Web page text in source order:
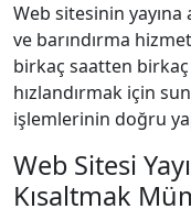
Web sitesinin
ve barındırma
birkaç saatten
hızlandırmak için
işlemlerinin doğru
Web Sitesi
Kısaltmak